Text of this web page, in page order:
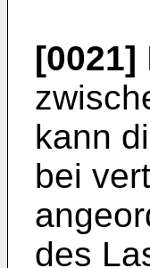
[0021]
kann
bei
des